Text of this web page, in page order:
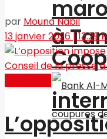
à
par Mouna Nabil
13 janvier 2026 | 13:29